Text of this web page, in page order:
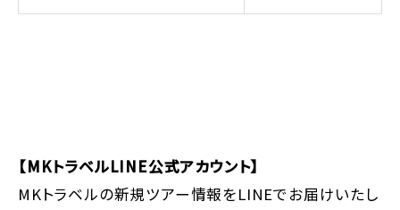
【MKトラベルLINE公式アカウント】
MKトラベルの新規ツアー情報をLINEでお届けいたし